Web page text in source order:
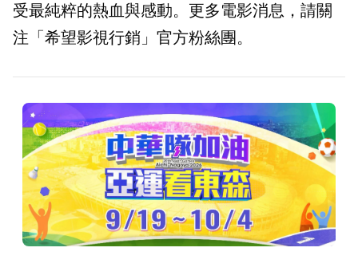
受最純粹的熱血與感動。更多電影消息，請關
注「希望影視行銷」官方粉絲團。